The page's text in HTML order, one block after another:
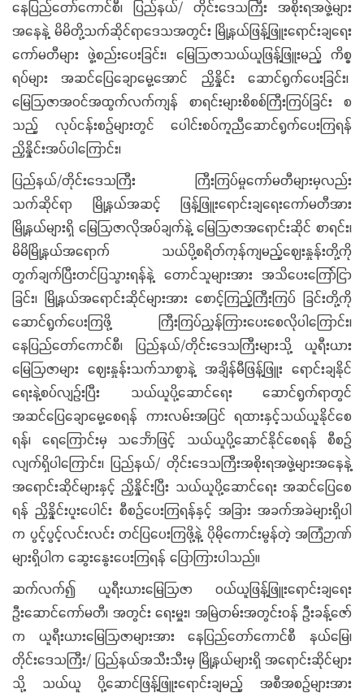
နေပြည်တော်ကောင်စီ၊ ပြည်နယ်/ တိုင်းဒေသကြီး အစိုးရအဖွဲ့များ
အနေနဲ့ မိမိတို့သက်ဆိုင်ရာဒေသအတွင်း မြို့နယ်ဖြန့်ဖြူးရောင်းချရေး
ကော်မတီများ ဖွဲ့စည်းပေးခြင်း၊ မြေဩဇာသယ်ယူဖြန့်ဖြူးမည့် ကိစ္စ
ရပ်များ အဆင်ပြေချောမွေ့အောင် ညှိနှိုင်း ဆောင်ရွက်ပေးခြင်း၊
မြေဩဇာအဝင်အထွက်လက်ကျန် စာရင်းများစိစစ်ကြီးကြပ်ခြင်း စ
သည့် လုပ်ငန်းစဉ်များတွင် ပေါင်းစပ်ကူညီဆောင်ရွက်ပေးကြရန်
ညှိနှိုင်းအပ်ပါကြောင်း၊
ပြည်နယ်/တိုင်းဒေသကြီး ကြီးကြပ်မှုကော်မတီများမှလည်း
သက်ဆိုင်ရာ မြို့နယ်အဆင့် ဖြန့်ဖြူးရောင်းချရေးကော်မတီအား
မြို့နယ်များရှိ မြေဩဇာလိုအပ်ချက်နဲ့ မြေဩဇာအရောင်းဆိုင် စာရင်း၊
မိမိမြို့နယ်အရောက် သယ်ပို့စရိတ်ကုန်ကျမည့်ဈေးနှုန်းတို့ကို
တွက်ချက်ပြီးတင်ပြသွားရန်နဲ့ တောင်သူများအား အသိပေးကြော်ငြာ
ခြင်း၊ မြို့နယ်အရောင်းဆိုင်များအား စောင့်ကြည့်ကြီးကြပ် ခြင်းတို့ကို
ဆောင်ရွက်ပေးကြဖို့ ကြီးကြပ်ညွှန်ကြားပေးစေလိုပါကြောင်း၊
နေပြည်တော်ကောင်စီ၊ ပြည်နယ်/တိုင်းဒေသကြီးများသို့ ယူရီးယား
မြေဩဇာများ ဈေးနှုန်းသက်သာစွာနဲ့ အချိန်မီဖြန့်ဖြူး ရောင်းချနိုင်
ရေးနဲ့စပ်လျဉ်းပြီး သယ်ယူပို့ဆောင်ရေး ဆောင်ရွက်ရာတွင်
အဆင်ပြေချောမွေ့စေရန် ကားလမ်းအပြင် ရထားနှင့်သယ်ယူနိုင်စေ
ရန်၊ ရေကြောင်းမှ သင်္ဘောဖြင့် သယ်ယူပို့ဆောင်နိုင်စေရန် စီစဉ်
လျက်ရှိပါကြောင်း၊ ပြည်နယ်/ တိုင်းဒေသကြီးအစိုးရအဖွဲ့များအနေနဲ့
အရောင်းဆိုင်များနှင့် ညှိနှိုင်းပြီး သယ်ယူပို့ဆောင်ရေး အဆင်ပြေစေ
ရန် ညှိနှိုင်းပူးပေါင်း စီစဉ်ပေးကြရန်နှင့် အခြား အခက်အခဲများရှိပါ
က ပွင့်ပွင့်လင်းလင်း တင်ပြပေးကြဖို့နဲ့ ပိုမိုကောင်းမွန်တဲ့ အကြံဉာဏ်
များရှိပါက ဆွေးနွေးပေးကြရန် ပြောကြားပါသည်။
ဆက်လက်၍ ယူရီးယားမြေဩဇာ ဝယ်ယူဖြန့်ဖြူးရောင်းချရေး
ဦးဆောင်ကော်မတီ၊ အတွင်း ရေးမှူး၊ အမြဲတမ်းအတွင်းဝန် ဦးခန့်ဇော်
က ယူရီးယားမြေဩဇာများအား နေပြည်တော်ကောင်စီ နယ်မြေ၊
တိုင်းဒေသကြီး/ ပြည်နယ်အသီးသီးမှ မြို့နယ်များရှိ အရောင်းဆိုင်များ
သို့ သယ်ယူ ပို့ဆောင်ဖြန့်ဖြူးရောင်းချမည့် အစီအစဉ်များအား